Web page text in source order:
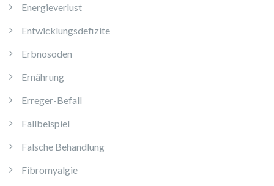
Energieverlust
Entwicklungsdefizite
Erbnosoden
Ernährung
Erreger-Befall
Fallbeispiel
Falsche Behandlung
Fibromyalgie